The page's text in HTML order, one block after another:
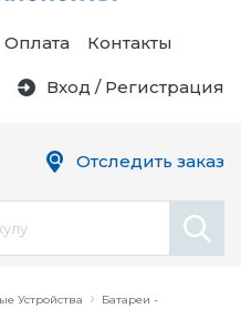
Устройства
Батареи -
Оплата Контакты
Вход / Регистрация
Отследить заказ